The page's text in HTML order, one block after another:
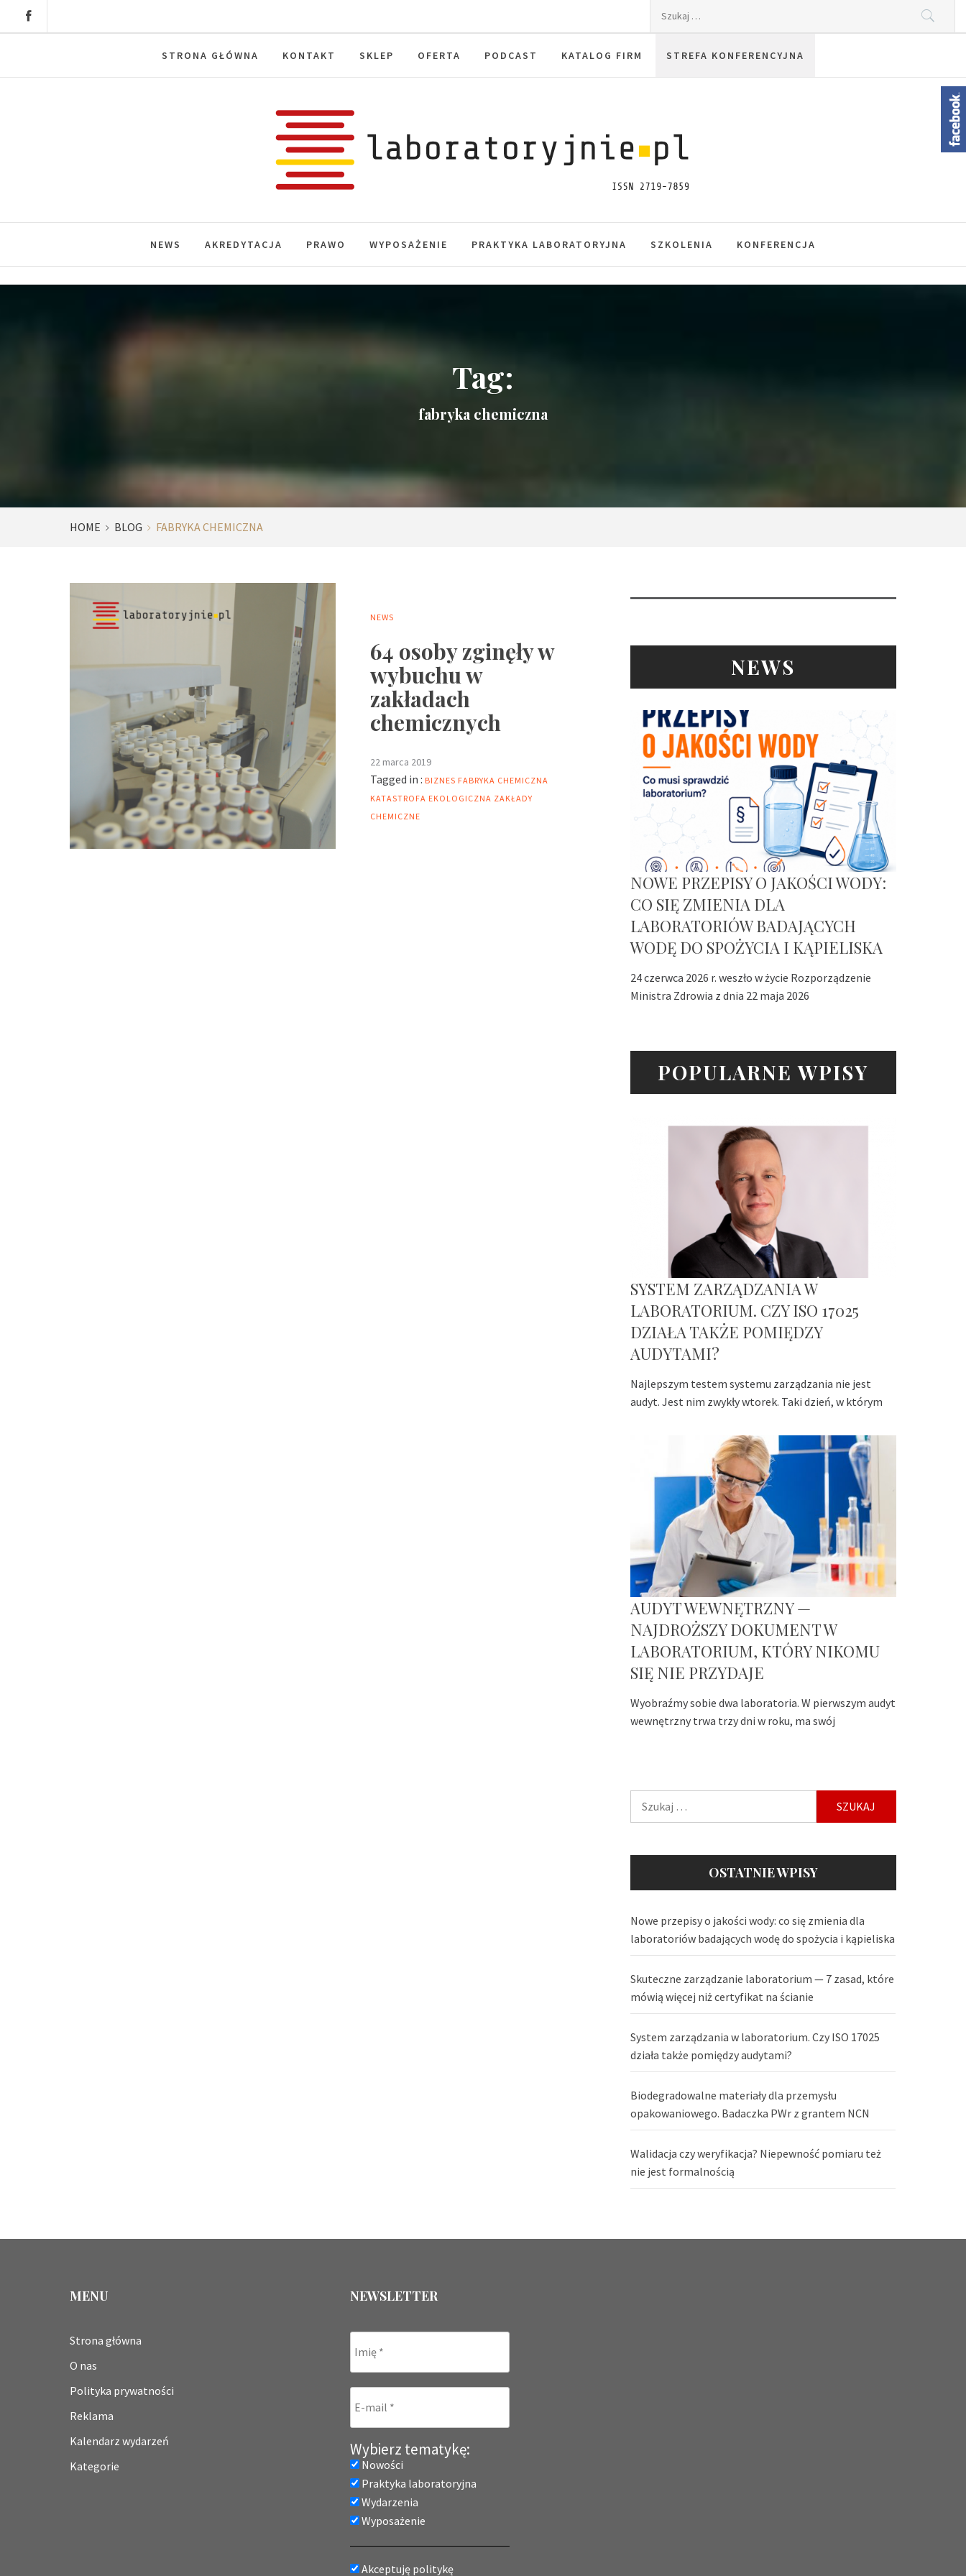
STRONA GŁÓWNA KONTAKT SKLEP OFERTA PODCAST KATALOG FIRM STREFA KONFERENCYJNA
Laboratoryjnie.pl
NEWS AKREDYTACJA PRAWO WYPOSAŻENIE PRAKTYKA LABORATORYJNA SZKOLENIA KONFERENCJA
Tag:
fabryka chemiczna
HOME BLOG FABRYKA CHEMICZNA
NEWS
64 osoby zginęły w
wybuchu w
zakładach
chemicznych
22 marca 2019
Tagged in : BIZNES FABRYKA CHEMICZNA
KATASTROFA EKOLOGICZNA ZAKŁADY
CHEMICZNE
NEWS
NOWE PRZEPISY O JAKOŚCI WODY:
CO SIĘ ZMIENIA DLA
LABORATORIÓW BADAJĄCYCH
WODĘ DO SPOŻYCIA I KĄPIELISKA
24 czerwca 2026 r. weszło w życie Rozporządzenie
Ministra Zdrowia z dnia 22 maja 2026
POPULARNE WPISY
SYSTEM ZARZĄDZANIA W
LABORATORIUM. CZY ISO 17025
DZIAŁA TAKŻE POMIĘDZY
AUDYTAMI?
Najlepszym testem systemu zarządzania nie jest
audyt. Jest nim zwykły wtorek. Taki dzień, w którym
AUDYT WEWNĘTRZNY —
NAJDROŻSZY DOKUMENT W
LABORATORIUM, KTÓRY NIKOMU
SIĘ NIE PRZYDAJE
Wyobraźmy sobie dwa laboratoria. W pierwszym audyt
wewnętrzny trwa trzy dni w roku, ma swój
OSTATNIE WPISY
Nowe przepisy o jakości wody: co się zmienia dla
laboratoriów badających wodę do spożycia i kąpieliska
Skuteczne zarządzanie laboratorium — 7 zasad, które
mówią więcej niż certyfikat na ścianie
System zarządzania w laboratorium. Czy ISO 17025
działa także pomiędzy audytami?
Biodegradowalne materiały dla przemysłu
opakowaniowego. Badaczka PWr z grantem NCN
Walidacja czy weryfikacja? Niepewność pomiaru też
nie jest formalnością
MENU
Strona główna
O nas
Polityka prywatności
Reklama
Kalendarz wydarzeń
Kategorie
NEWSLETTER
Wybierz tematykę:
Nowości
Praktyka laboratoryjna
Wydarzenia
Wyposażenie
Akceptuję politykę